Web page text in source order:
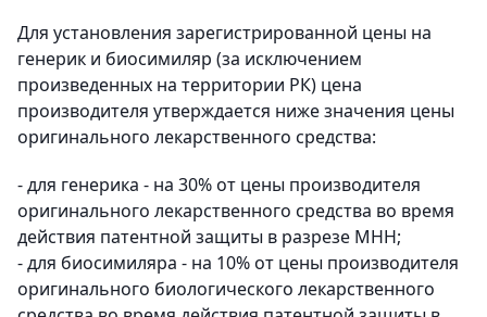
Для установления зарегистрированной цены на
генерик и биосимиляр (за исключением
произведенных на территории РК) цена
производителя утверждается ниже значения цены
оригинального лекарственного средства:
- для генерика - на 30% от цены производителя
оригинального лекарственного средства во время
действия патентной защиты в разрезе МНН;
- для биосимиляра - на 10% от цены производителя
оригинального биологического лекарственного